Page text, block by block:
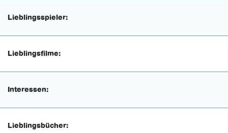
Lieblingsspieler:
Lieblingsfilme:
Interessen:
Lieblingsbücher: